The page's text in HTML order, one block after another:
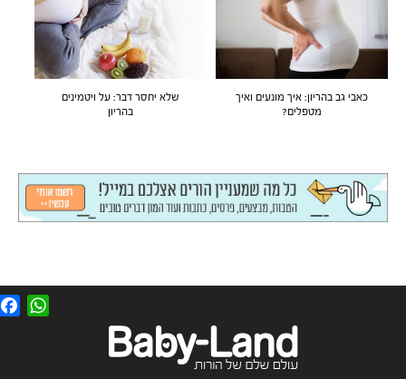
כאבי גב בהריון: איך מונעים ואיך
מטפלים?
שלא יחסר דבר: על ויטמינים
בהריון
F
a
W
h